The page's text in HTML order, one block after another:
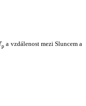
p a vzdálenost mezi Sluncem a